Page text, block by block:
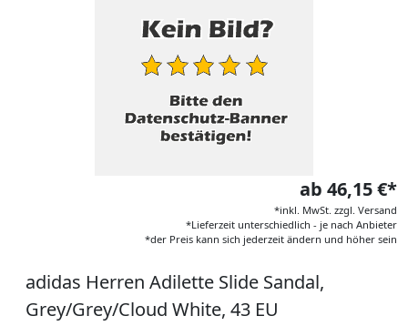
ab 46,15 €*
*inkl. MwSt. zzgl. Versand
*Lieferzeit unterschiedlich - je nach Anbieter
*der Preis kann sich jederzeit ändern und höher sein
adidas Herren Adilette Slide Sandal,
Grey/Grey/Cloud White, 43 EU